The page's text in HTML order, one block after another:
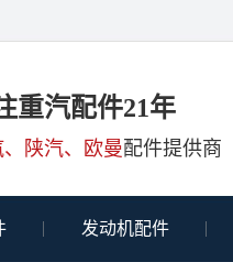
重汽配件21年
、陕汽、欧曼配件提供商
发动机配件